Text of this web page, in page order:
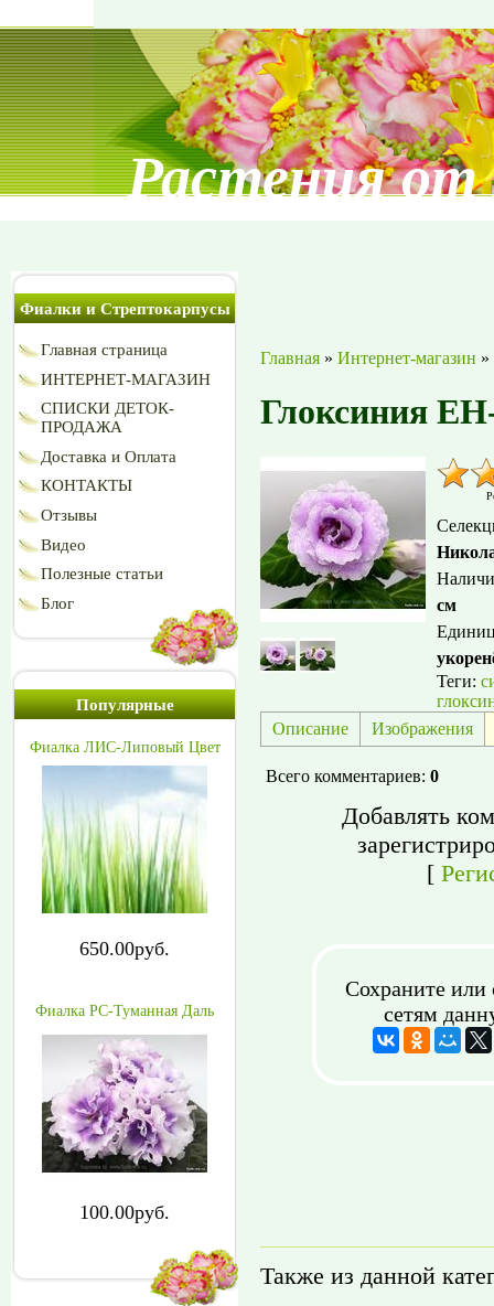
Растения
Фиалки и Стрептокарпусы
Главная страница
ИНТЕРНЕТ-МАГАЗИН
СПИСКИ ДЕТОК-
ПРОДАЖА
Доставка и Оплата
КОНТАКТЫ
Отзывы
Видео
Полезные статьи
Блог
Популярные
Фиалка ЛИС-Липовый Цвет
650.00руб.
Фиалка РС-Туманная Даль
100.00руб.
Главная » Интернет-магазин »
Глоксиния
см
Теги:
Описание
Изображения
Всего комментариев: 0
Добавлять
[
Сохраните или
сетям
Также из данной